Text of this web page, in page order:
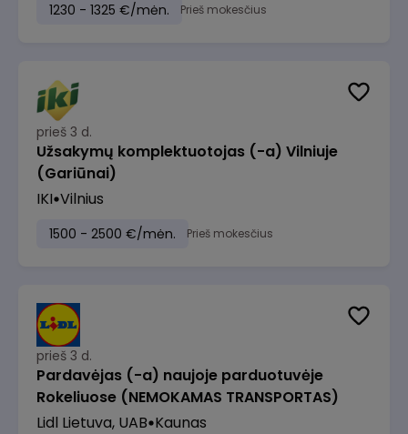
1230 - 1325 €/mėn. Prieš mokesčius
prieš 3 d.
Užsakymų komplektuotojas (-a) Vilniuje
(Gariūnai)
IKI Vilnius
1500 - 2500 €/mėn. Prieš mokesčius
prieš 3 d.
Pardavėjas (-a) naujoje parduotuvėje
Rokeliuose (NEMOKAMAS TRANSPORTAS)
Lidl Lietuva, UAB Kaunas